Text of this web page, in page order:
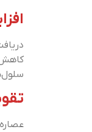
کاهش